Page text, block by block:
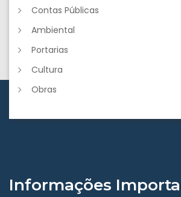
Contas Públicas
Ambiental
Portarias
Cultura
Obras
Informações